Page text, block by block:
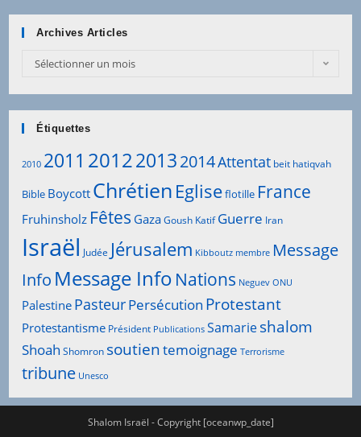
Archives Articles
Sélectionner un mois
Étiquettes
2010 2011 201220132014Attentat beit hatiqvah
Bible Boycott Chrétien Egliseflotille France
Fruhinsholz Fêtes GazaGoush Katif Guerre Iran
Israël Judée Jérusalem Kibboutz membre Message
Info Message Info Nations Neguev ONU
Palestine PasteurPersécution Protestant
Protestantisme Président Publications Samarieshalom
Shoah Shomron soutientemoignage Terrorisme
tribune Unesco
Shalom Israël - Copyright [oceanwp_date]